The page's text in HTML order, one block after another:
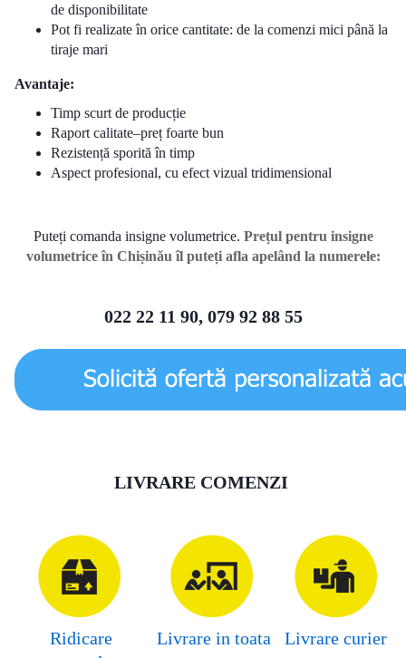
de disponibilitate
Pot fi realizate în orice cantitate: de la comenzi mici până la
tiraje mari
Avantaje:
Timp scurt de producție
Raport calitate–preț foarte bun
Rezistență sporită în timp
Aspect profesional, cu efect vizual tridimensional
Puteți comanda insigne volumetrice. Prețul pentru insigne
volumetrice în Chișinău îl puteți afla apelând la numerele:
022 22 11 90, 079 92 88 55
LIVRARE COMENZI
Ridicare
Livrare in toata
Livrare curier